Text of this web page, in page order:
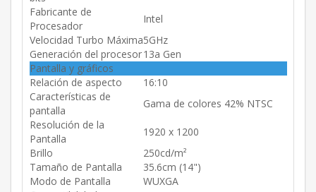
Fabricante de
Procesador
Intel
Velocidad Turbo Máxima5GHz
Generación del procesor13a Gen
Pantalla y gráficos
Relación de aspecto
16:10
Características de
pantalla
Gama de colores 42% NTSC
Resolución de la
Pantalla
1920 x 1200
Brillo
250cd/m²
Tamaño de Pantalla
35.6cm (14")
Modo de Pantalla
WUXGA